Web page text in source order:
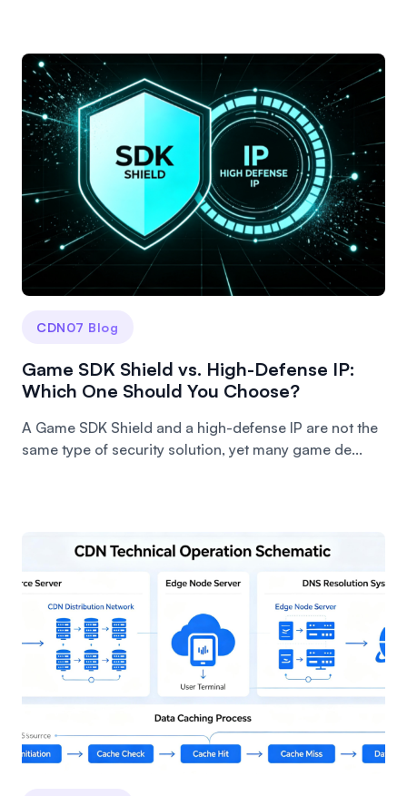
CDN07 Blog
Game SDK Shield vs. High-Defense IP:
Which One Should You Choose?
A Game SDK Shield and a high-defense IP are not the
same type of security solution, yet many game de...